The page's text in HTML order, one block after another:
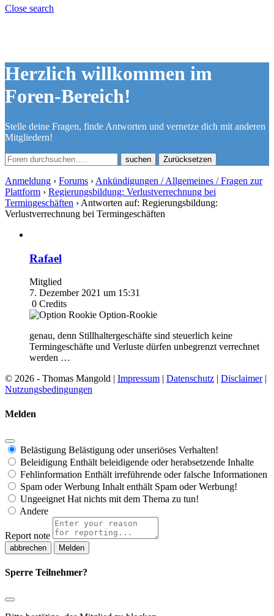
Close search
Herzlich willkommen im
Foren-Bereich!
Stelle deine Fragen, finde Antworten und vernetze dich mit anderen
Mitgliedern!
Zurücksetzen
Anmeldung › Forums › Ankündigungen / Allgemeines / Fragen zur
Plattform › Regierungsbildung: Verlustverrechnung bei
Termingeschäften › Antworten auf: Regierungsbildung:
Verlustverrechnung bei Termingeschäften
Rafael
Mitglied
7. Dezember 2021 um 15:31
0 Credits
Option-Rookie
genau, denn Stillhaltergeschäfte sind steuerlich keine
Termingeschäfte und Verluste dürfen unbegrenzt verrechnet
werden …
© 2026 - Thomas Mangold | Impressum | Datenschutz | Disclaimer|
Nutzungsbedingungen
Melden
Belästigung Belästigung oder unseriöses Verhalten!
Beleidigung Enthält beleidigende oder herabsetzende Inhalte
Fehlinformation Enthält irreführende oder falsche Informationen
Spam oder Werbung Inhalt enthält Spam oder Werbung!
Ungeeignet Hat nichts mit dem Thema zu tun!
Andere
Report note
Melden
Sperre Teilnehmer?